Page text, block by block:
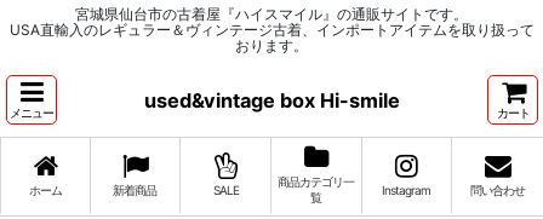
宮城県仙台市の古着屋『ハイスマイル』の通販サイトです。
USA直輸入のレギュラー＆ヴィンテージ古着、インポートアイテムを取り扱って
おります。
メニュー
used&vintage box Hi-smile
カート
ホーム 新着商品 SALE
商品カテゴリ一
覧
Instagram 問い合わせ